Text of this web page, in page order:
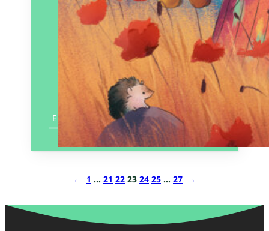
En savoir plus
← 1 … 21 22 23 24 25 … 27 →